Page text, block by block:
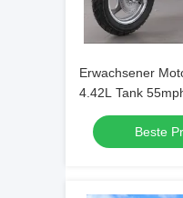
Erwachsener
4.42L Tank
Beste